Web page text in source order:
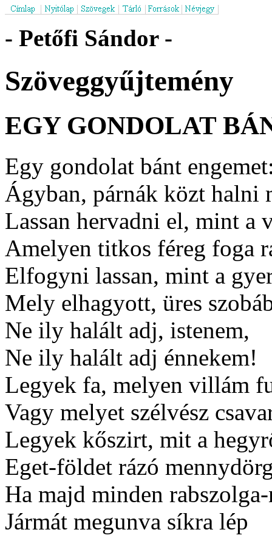
- Petőfi Sándor -
Szöveggyűjtemény
EGY GONDOLAT
Egy gondolat bánt
Ágyban, párnák közt halni
Lassan hervadni el, mint a
Amelyen titkos féreg foga
Elfogyni lassan, mint a
Mely elhagyott, üres
Ne ily halált adj, istenem,
Ne ily halált adj énnekem!
Legyek fa, melyen villám
Vagy melyet szélvész
Legyek kőszirt, mit a
Eget-földet rázó
Ha majd minden
Jármát megunva síkra lép